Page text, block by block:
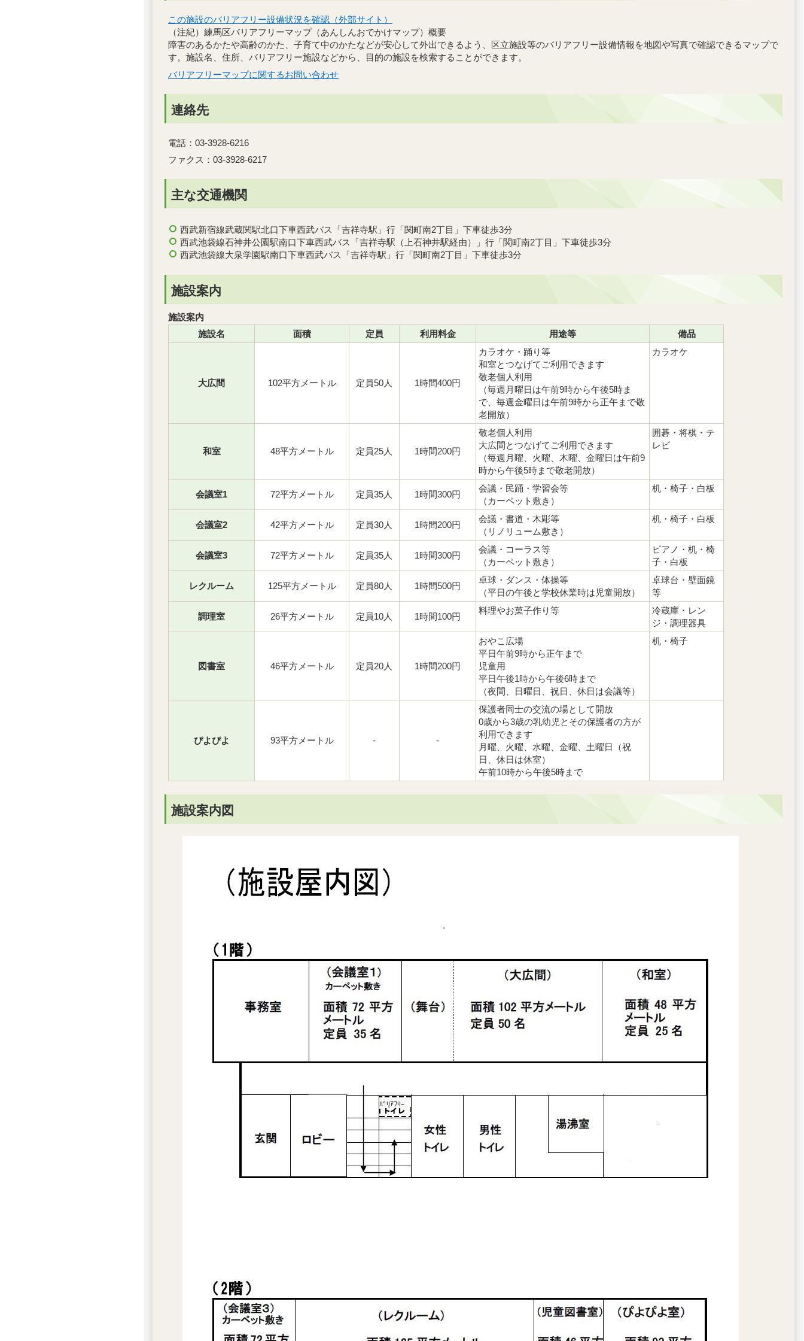
この施設のバリアフリー設備状況を確認（外部サイト）
（注紀）練馬区バリアフリーマップ（あんしんおでかけマップ）概要
障害のあるかたや高齢のかた、子育て中のかたなどが安心して外出できるよう、区立施設等のバリアフリー設備情報を地図や写真で確認できるマップで
す。施設名、住所、バリアフリー施設などから、目的の施設を検索することができます。
バリアフリーマップに関するお問い合わせ
連絡先
電話：03-3928-6216
ファクス：03-3928-6217
主な交通機関
西武新宿線武蔵関駅北口下車西武バス「吉祥寺駅」行「関町南2丁目」下車徒歩3分
西武池袋線石神井公園駅南口下車西武バス「吉祥寺駅（上石神井駅経由）」行「関町南2丁目」下車徒歩3分
西武池袋線大泉学園駅南口下車西武バス「吉祥寺駅」行「関町南2丁目」下車徒歩3分
施設案内
施設案内
施設名
面積 定員 利用料金 用途等 備品
大広間 102平方メートル 定員50人 1時間400円
カラオケ・踊り等
和室とつなげてご利用できます
敬老個人利用
（毎週月曜日は午前9時から午後5時ま
で、毎週金曜日は午前9時から正午まで敬
老開放）
カラオケ
和室 48平方メートル 定員25人 1時間200円
敬老個人利用
大広間とつなげてご利用できます
（毎週月曜、火曜、木曜、金曜日は午前9
時から午後5時まで敬老開放）
囲碁・将棋・テ
レビ
会議室1 72平方メートル 定員35人 1時間300円
会議・民踊・学習会等
（カーペット敷き）
机・椅子・白板
会議室2 42平方メートル 定員30人 1時間200円
会議・書道・木彫等
（リノリューム敷き）
机・椅子・白板
会議室3 72平方メートル 定員35人 1時間300円
会議・コーラス等
（カーペット敷き）
ピアノ・机・椅
子・白板
レクルーム 125平方メートル 定員80人 1時間500円
卓球・ダンス・体操等
（平日の午後と学校休業時は児童開放）
卓球台・壁面鏡
等
調理室 26平方メートル 定員10人 1時間100円
料理やお菓子作り等
冷蔵庫・レン
ジ・調理器具
図書室 46平方メートル 定員20人 1時間200円
おやこ広場
平日午前9時から正午まで
児童用
平日午後1時から午後6時まで
（夜間、日曜日、祝日、休日は会議等）
机・椅子
ぴよぴよ 93平方メートル - -
保護者同士の交流の場として開放
0歳から3歳の乳幼児とその保護者の方が
利用できます
月曜、火曜、水曜、金曜、土曜日（祝
日、休日は休室）
午前10時から午後5時まで
施設案内図